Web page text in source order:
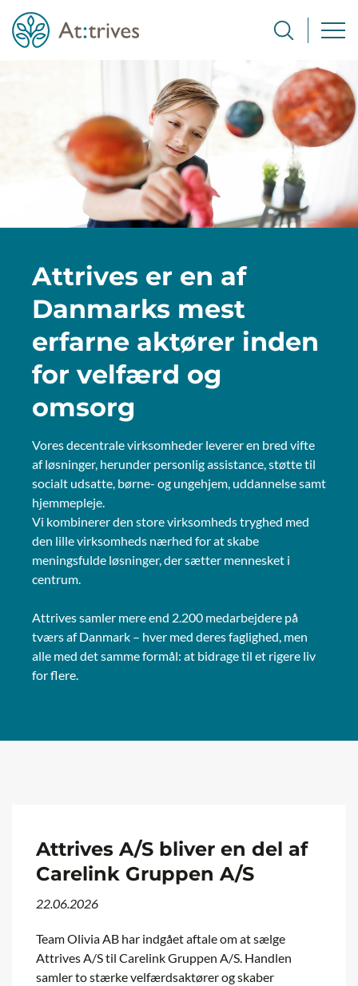
Attrives er en af
Danmarks mest
erfarne aktører inden
for velfærd og
omsorg
Vores decentrale virksomheder leverer en bred vifte
af løsninger, herunder personlig assistance, støtte til
socialt udsatte, børne- og ungehjem, uddannelse samt
hjemmepleje.
Vi kombinerer den store virksomheds tryghed med
den lille virksomheds nærhed for at skabe
meningsfulde løsninger, der sætter mennesket i
centrum.
Attrives samler mere end 2.200 medarbejdere på
tværs af Danmark – hver med deres faglighed, men
alle med det samme formål: at bidrage til et rigere liv
for flere.
Attrives A/S bliver en del af
Carelink Gruppen A/S
22.06.2026
Team Olivia AB har indgået aftale om at sælge
Attrives A/S til Carelink Gruppen A/S. Handlen
samler to stærke velfærdsaktører og skaber